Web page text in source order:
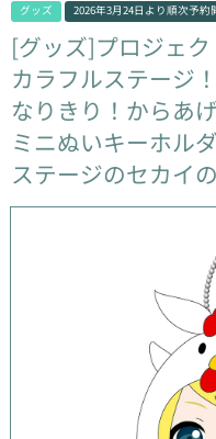
グッズ 2026年3月24日 より順次予約
[グッズ]プロジェク
カラフルステージ！
なりきり！からあ
ミニぬいキーホル
ステージのセカイ